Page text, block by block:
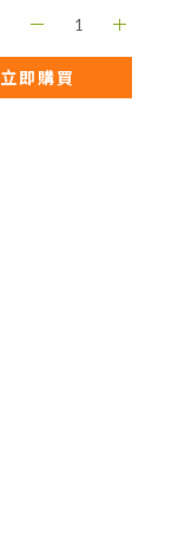
立即購買